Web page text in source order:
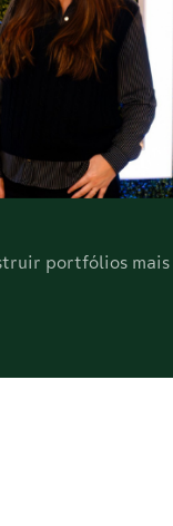
portfólios mais